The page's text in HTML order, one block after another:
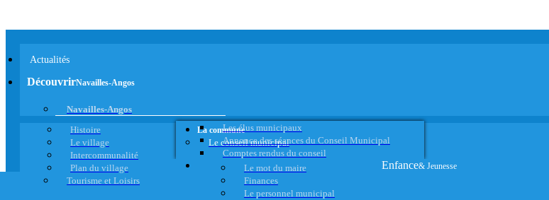
Actualités
DécouvrirNavailles-Angos
Navailles-Angos
Histoire
Le village
Intercommunalité
Plan du village
Tourisme et Loisirs
La commune
Le conseil municipal
Les élus municipaux
Annonce des séances du Conseil Municipal
Comptes rendus du conseil
Le mot du maire
Finances
Le personnel municipal
Enfance& Jeunesse